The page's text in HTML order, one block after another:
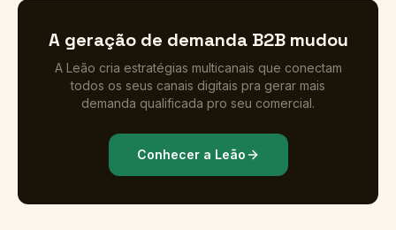
A geração de demanda B2B mudou
A Leão cria estratégias multicanais que conectam
todos os seus canais digitais pra gerar mais
demanda qualificada pro seu comercial.
Conhecer a Leão